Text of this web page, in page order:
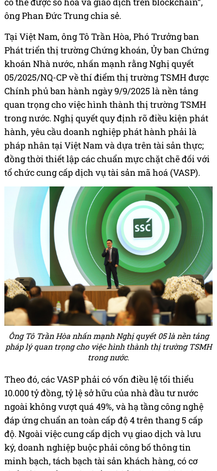
ông Phan Đức Trung chia sẻ.
Tại Việt Nam, ông Tô Trần Hòa, Phó Trưởng ban
Phát triển thị trường Chứng khoán, Ủy ban Chứng
khoán Nhà nước, nhấn mạnh rằng Nghị quyết
05/2025/NQ-CP về thí điểm thị trường TSMH được
Chính phủ ban hành ngày 9/9/2025 là nền tảng
quan trọng cho việc hình thành thị trường TSMH
trong nước. Nghị quyết quy định rõ điều kiện phát
hành, yêu cầu doanh nghiệp phát hành phải là
pháp nhân tại Việt Nam và dựa trên tài sản thực;
đồng thời thiết lập các chuẩn mực chặt chẽ đối với
tổ chức cung cấp dịch vụ tài sản mã hoá (VASP).
Ông Tô Trần Hòa nhấn mạnh Nghị quyết 05 là nền tảng
pháp lý quan trọng cho việc hình thành thị trường TSMH
trong nước.
Theo đó, các VASP phải có vốn điều lệ tối thiểu
10.000 tỷ đồng, tỷ lệ sở hữu của nhà đầu tư nước
ngoài không vượt quá 49%, và hạ tầng công nghệ
đáp ứng chuẩn an toàn cấp độ 4 trên thang 5 cấp
độ. Ngoài việc cung cấp dịch vụ giao dịch và lưu
ký, doanh nghiệp buộc phải công bố thông tin
minh bạch, tách bạch tài sản khách hàng, có cơ